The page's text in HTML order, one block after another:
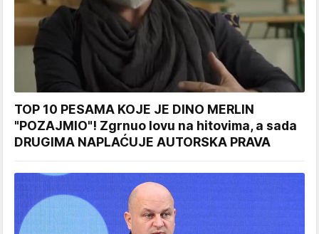
TOP 10 PESAMA KOJE JE DINO MERLIN
"POZAJMIO"! Zgrnuo lovu na hitovima, a sada
DRUGIMA NAPLAĆUJE AUTORSKA PRAVA